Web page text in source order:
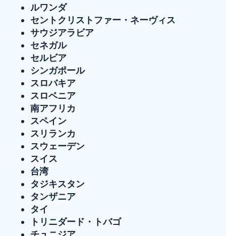
ルワンダ
セントクリストファー・ネーヴィス
サウジアラビア
セネガル
セルビア
シンガポール
スロバキア
スロベニア
南アフリカ
スペイン
スリランカ
スウェーデン
スイス
台湾
タジキスタン
タンザニア
タイ
トリニダード・トバゴ